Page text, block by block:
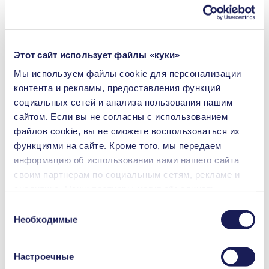
Этот сайт использует файлы «куки»
Мы используем файлы сookie для персонализации
контента и рекламы, предоставления функций
социальных сетей и анализа пользования нашим
сайтом. Если вы не согласны с использованием
файлов cookie, вы не сможете воспользоваться их
функциями на сайте. Кроме того, мы передаем
информацию об использовании вами нашего сайта
своим партнерам по социальным сетям, рекламе и
которая была предоставлена вами или получена в
процессе пользования их услугами. Вы можете в
любой момент аннулировать свое согласие, перейдя
в раздел «Cookies» по ссылке внизу страницы и
согласия
Необходимые
Настроечные
Сертификация NSF (Национальный санитарный фонд
(макс.)
0.15 l/min
Рабочее давление
(макс.)
1 bar (rel.)
Высота всасывания
(макс.)
3
Материал клапана -
Опции
EPDM, FFKM
Материал
мембраны - Опции
EPDM, PTFE
Материал головки
насоса - Опции
Струйные принтеры
Лабораторное применение
Технология для защиты окружающей среды